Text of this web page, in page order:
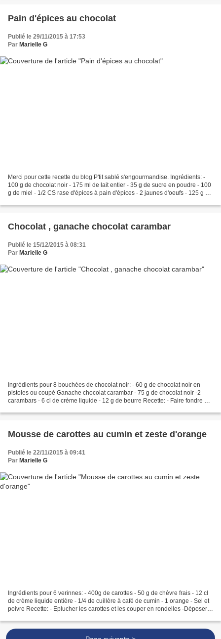
Pain d'épices au chocolat
Publié le 29/11/2015 à 17:53
Par Marielle G
Merci pour cette recette du blog P'tit sablé s'engourmandise. Ingrédients: -
100 g de chocolat noir - 175 ml de lait entier - 35 g de sucre en poudre - 100
g de miel - 1/2 CS rase d'épices à pain d'épices - 2 jaunes d'oeufs - 125 g de
Chocolat , ganache chocolat carambar
Publié le 15/12/2015 à 08:31
Par Marielle G
Ingrédients pour 8 bouchées de chocolat noir: - 60 g de chocolat noir en
pistoles ou coupé Ganache chocolat carambar - 75 g de chocolat noir -2
carambars - 6 cl de crème liquide - 12 g de beurre Recette: - Faire fondre au
Mousse de carottes au cumin et zeste d'orange
Publié le 22/11/2015 à 09:41
Par Marielle G
Ingrédients pour 6 verinnes: - 400g de carottes - 50 g de chèvre frais - 12 cl
de crème liquide entière - 1/4 de cuillère à café de cumin - 1 orange - Sel et
poivre Recette: - Eplucher les carottes et les couper en rondelles -Déposer